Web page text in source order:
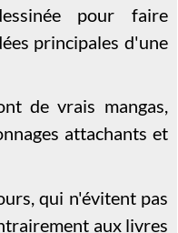
pour faire
principales d'une
de vrais mangas,
attachants et
qui n'évitent pas
aux livres